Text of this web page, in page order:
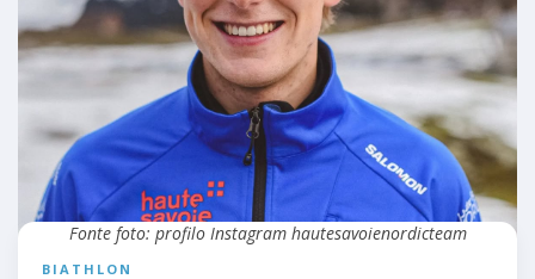
BIATHLON
Fonte foto: profilo Instagram hautesavoienordicteam